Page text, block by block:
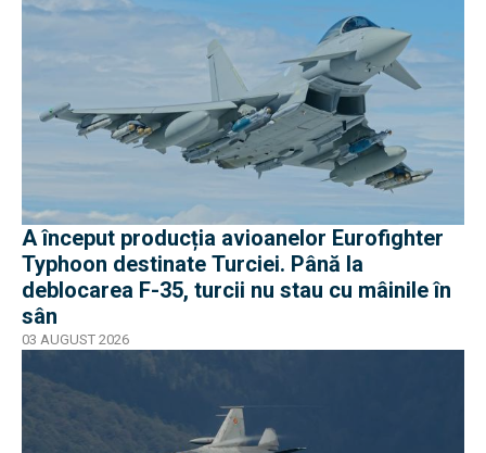
A început producția avioanelor Eurofighter
Typhoon destinate Turciei. Până la
deblocarea F-35, turcii nu stau cu mâinile în
sân
03 AUGUST 2026